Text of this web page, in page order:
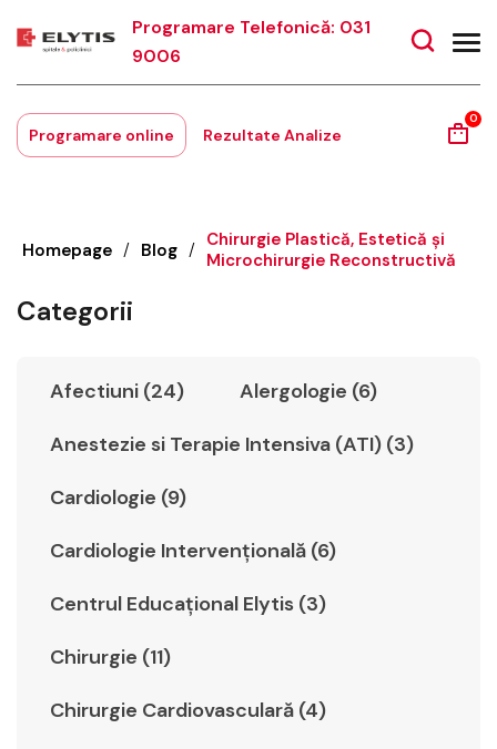
Programare Telefonică: 031
9006
Programare online Rezultate Analize
0
Homepage / Blog / Chirurgie Plastică, Estetică şi
Microchirurgie Reconstructivă
Categorii
Afectiuni (24)
Alergologie (6)
Anestezie si Terapie Intensiva (ATI) (3)
Cardiologie (9)
Cardiologie Intervențională (6)
Centrul Educațional Elytis (3)
Chirurgie (11)
Chirurgie Cardiovasculară (4)